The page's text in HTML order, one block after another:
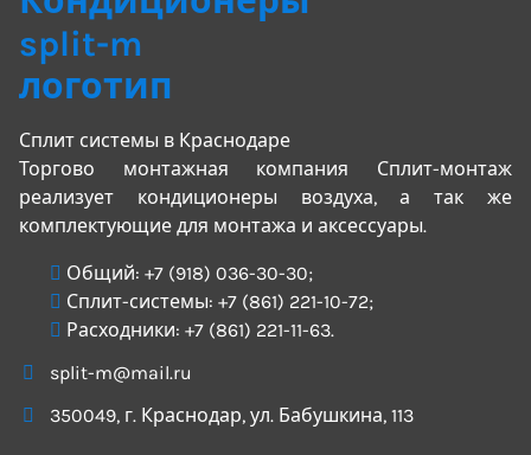
Сплит системы в Краснодаре
Торгово монтажная компания Сплит-монтаж
реализует кондиционеры воздуха, а так же
комплектующие для монтажа и аксессуары.
Общий: +7 (918) 036-30-30;
Сплит-системы: +7 (861) 221-10-72;
Расходники: +7 (861) 221-11-63.
split-m@mail.ru
350049, г. Краснодар, ул. Бабушкина, 113